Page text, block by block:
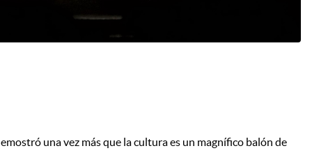
una vez más que la cultura es un magnífico balón de